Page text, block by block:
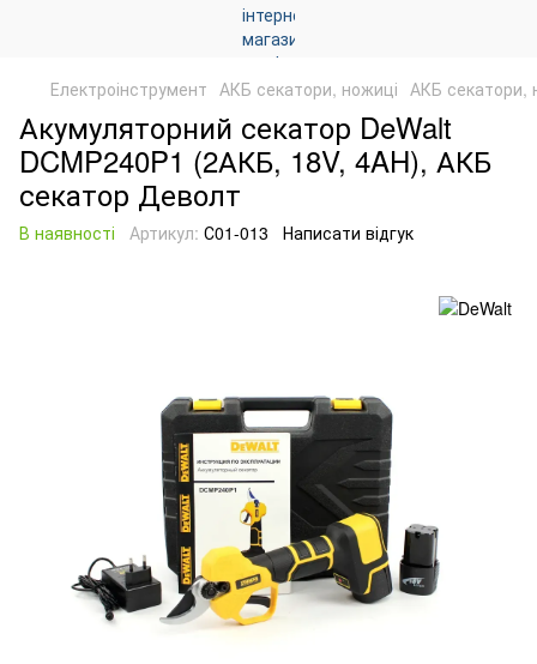
Електроінструмент АКБ секатори, ножиці АКБ секатори,
Акумуляторний секатор DeWalt
DCMP240P1 (2АКБ, 18V, 4AH), АКБ
секатор Деволт
В наявності Артикул: С01-013 Написати відгук